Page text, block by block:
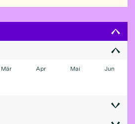
Mär Apr Mai Jun